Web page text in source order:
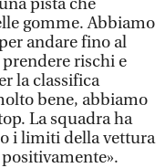
pista che
gomme. Abbiamo
andare fino al
rischi e
la classifica
bene, abbiamo
La squadra ha
i limiti della vettura